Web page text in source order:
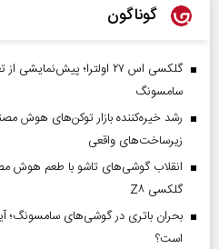
گوناگون
گلکسی اس ۲۷ اولترا؛
سامسونگ
زیرساخت‌های واقعی
انقلاب گوشی‌های تاشو‌ با طعم هوش
گلکسی Z۸
است؟